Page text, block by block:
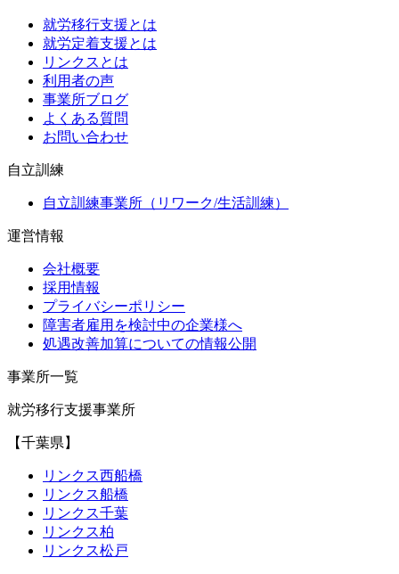
就労移行支援とは
就労定着支援とは
リンクスとは
利用者の声
事業所ブログ
よくある質問
お問い合わせ
自立訓練
自立訓練事業所（リワーク/生活訓練）
運営情報
会社概要
採用情報
プライバシーポリシー
障害者雇用を検討中の企業様へ
処遇改善加算についての情報公開
事業所一覧
就労移行支援事業所
【千葉県】
リンクス西船橋
リンクス船橋
リンクス千葉
リンクス柏
リンクス松戸